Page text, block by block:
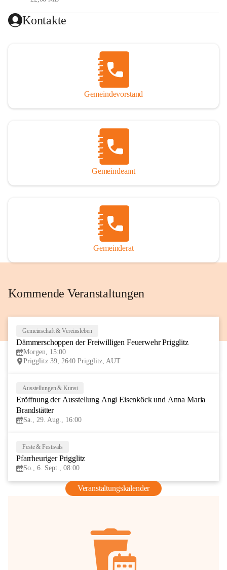
Kontakte
Gemeindevorstand
Gemeindeamt
Gemeinderat
Kommende Veranstaltungen
Gemeinschaft & Vereinsleben
Dämmerschoppen der Freiwilligen Feuerwehr Prigglitz
Morgen, 15:00
Prigglitz 39, 2640 Prigglitz, AUT
AUG
Ausstellungen & Kunst
Eröffnung der Ausstellung Angi Eisenköck und Anna Maria
Brandstätter
Sa., 29. Aug., 16:00
Feste & Festivals
Pfarrheuriger Prigglitz
So., 6. Sept., 08:00
Veranstaltungskalender